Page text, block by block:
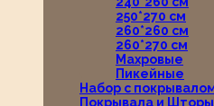
250*270 см
260*260 см
260*270 см
Махровые
Пикейные
Набор с
Покрывала и Шторы